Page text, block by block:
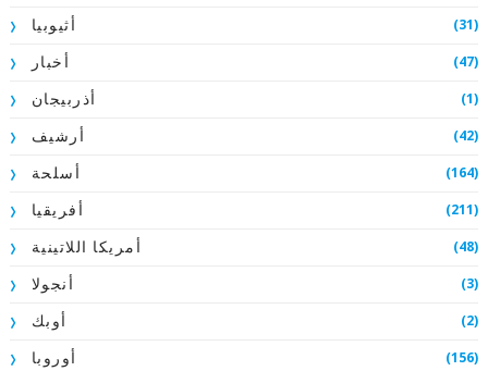
أثيوبيا (31)
أخبار (47)
أذربيجان (1)
أرشيف (42)
أسلحة (164)
أفريقيا (211)
أمريكا اللاتينية (48)
أنجولا (3)
أوبك (2)
أوروبا (156)